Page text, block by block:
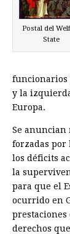
Postal del
State
funcionarios
y la
Europa.
Se anuncian
forzadas por
los déficits
la
para que el
ocurrido en
derechos